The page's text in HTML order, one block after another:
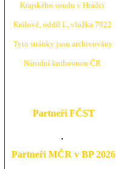
Krajského soudu v Hradci
Králové, oddíl L, vložka 7922
Tyto stránky jsou archivovány
Národní knihovnou ČR
Partneři FČST
Partneři MČR v BP 2026